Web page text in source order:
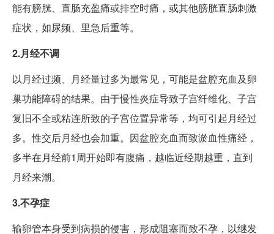
能有膀胱、直肠充盈痛或排空时痛，或其他膀胱直肠刺激
症状，如尿频、里急后重等。
2.月经不调
以月经过频、月经量过多为最常见，可能是盆腔充血及卵
巢功能障碍的结果。由于慢性炎症导致子宫纤维化、子宫
复旧不全或粘连所致的子宫位置异常等，均可引起月经过
多。性交后月经也会加重。因盆腔充血而致淤血性痛经，
多半在月经前1周开始即有腹痛，越临近经期越重，直到
月经来潮。
3.不孕症
输卵管本身受到病损的侵害，形成阻塞而致不孕，以继发